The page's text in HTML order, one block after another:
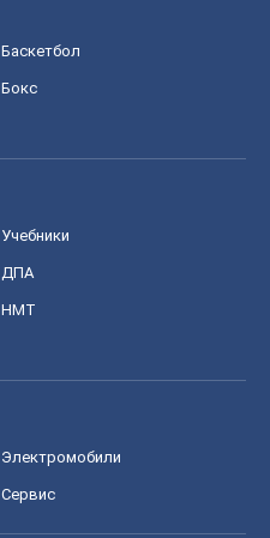
Баскетбол
Бокс
Учебники
ДПА
НМТ
Электромобили
Сервис